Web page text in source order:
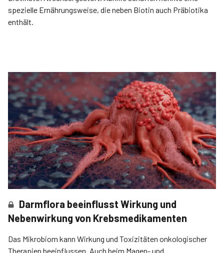
spezielle Ernährungsweise, die neben Biotin auch Präbiotika
enthält.
Darmflora beeinflusst Wirkung und
Nebenwirkung von Krebsmedikamenten
Das Mikrobiom kann Wirkung und Toxizitäten onkologischer
Therapien beeinflussen. Auch beim Magen- und